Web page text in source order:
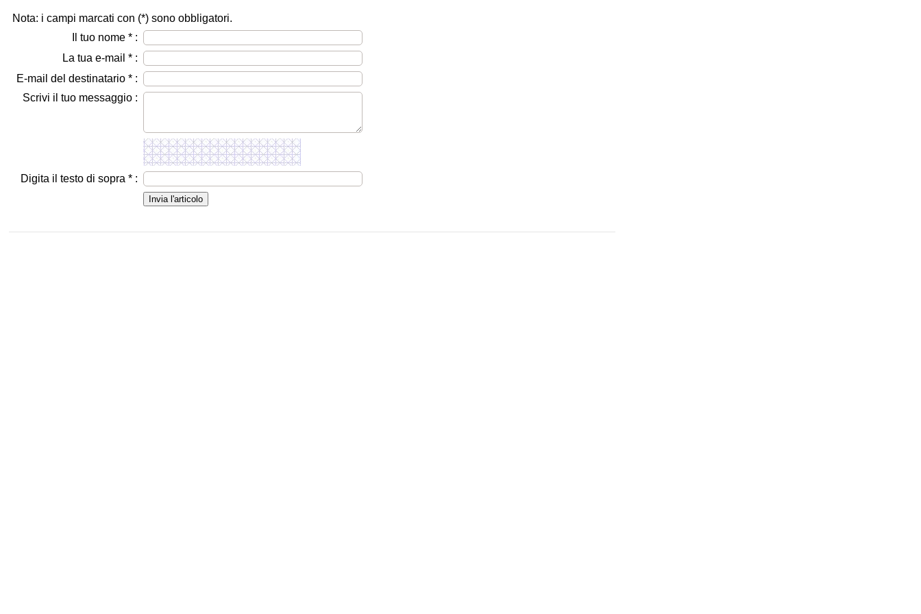
Nota: i campi marcati con (*) sono obbligatori.
Il tuo nome * :
La tua e-mail * :
E-mail del destinatario * :
Scrivi il tuo messaggio :
Digita il testo di sopra * :